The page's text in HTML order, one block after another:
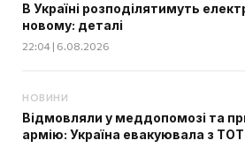
В Україні розподілятимуть
новому: деталі
22:04 | 6.08.2026
НОВИНИ
Відмовляли у меддопомозі та
армію: Україна евакуювала з